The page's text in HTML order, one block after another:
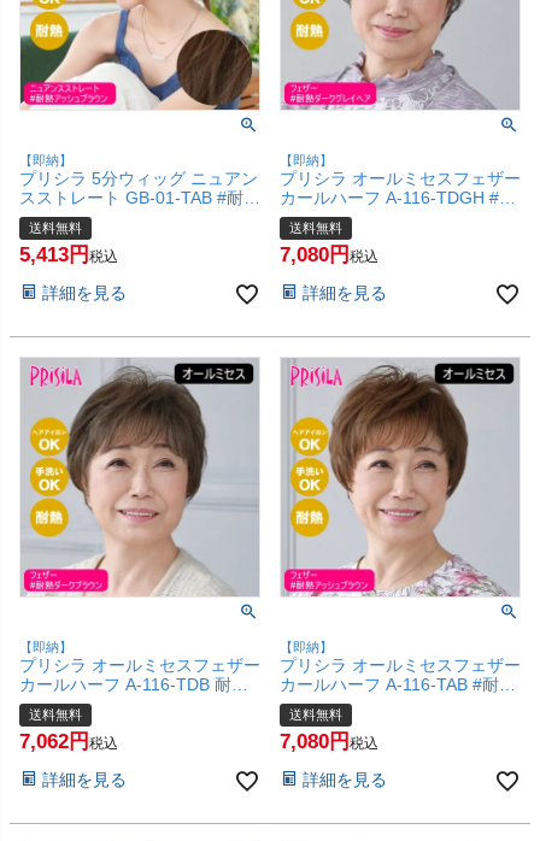
【即納】
プリシラ 5分ウィッグ ニュアン
スストレート GB-01-TAB #耐熱
アッシュブラウン 【頭頂部カバ
ー 五分ウィッグ 部分ウィッグ
地毛を生かす 自然 簡単 お手軽
料】(6057710)
送料無料
5,413 税込
詳細を見る
【即納】
プリシラ オールミセスフェザー
カールハーフ A-116-TDGH #耐
熱ダークグレイヘア 【医療用
フルウィッグ かつら 和装 シニ
ア 白髪隠し 自然 簡単 お手軽
けない】【宅配便送料無料】
送料無料
7,080 税込
詳細を見る
【即納】
プリシラ オールミセスフェザー
カールハーフ A-116-TDB 耐熱
ダークブラウン 【医療用 フル
ウィッグ かつら 和装 シニア 白
髪隠し 自然 簡単 お手軽 初心者
い】【宅配便送料無料】
送料無料
7,062 税込
詳細を見る
【即納】
プリシラ オールミセスフェザー
カールハーフ A-116-TAB #耐熱
アッシュブラウン 【医療用 フ
ルウィッグ かつら 和装 シニア
白髪隠し 自然 簡単 お手軽 初心
い】【宅配便送料無料】
送料無料
7,080 税込
詳細を見る